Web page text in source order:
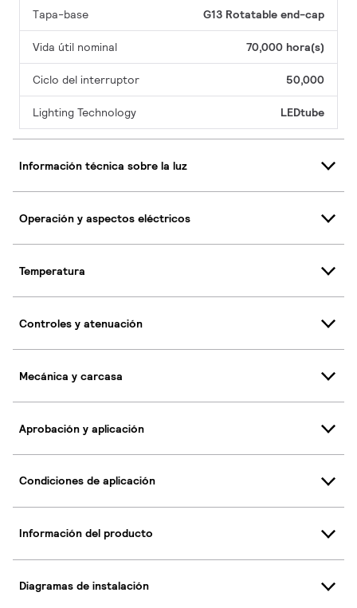
Tapa-base G13 Rotatable end-cap
Vida útil nominal 70,000 hora(s)
Ciclo del interruptor 50,000
Lighting Technology LEDtube
Información técnica sobre la luz
Operación y aspectos eléctricos
Temperatura
Controles y atenuación
Mecánica y carcasa
Aprobación y aplicación
Condiciones de aplicación
Información del producto
Diagramas de instalación